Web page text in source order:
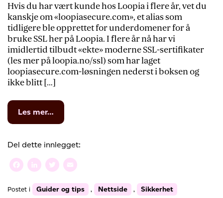
Hvis du har vært kunde hos Loopia i flere år, vet du
kanskje om «loopiasecure.com», et alias som
tidligere ble opprettet for underdomener for å
bruke SSL her på Loopia. I flere år nå har vi
imidlertid tilbudt «ekte» moderne SSL-sertifikater
(les mer på loopia.no/ssl) som har laget
loopiasecure.com-løsningen nederst i boksen og
ikke blitt […]
Les mer…
vårt
utvalg
av
SSL-
og
Del dette innlegget:
Facebook
LinkedIn
Twitter
Postet i Guider og tips , Nettside , Sikkerhet